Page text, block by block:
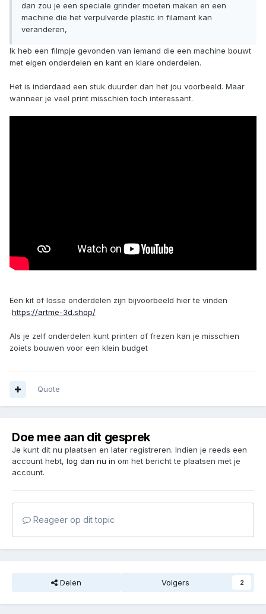
dan zou je een speciale grinder moeten maken en een
machine die het verpulverde plastic in filament kan
veranderen,
Ik heb een filmpje gevonden van iemand die een machine bouwt
met eigen onderdelen en kant en klare onderdelen.
Het is inderdaad een stuk duurder dan het jou voorbeeld. Maar
wanneer je veel print misschien toch interessant.
Een kit of losse onderdelen zijn bijvoorbeeld hier te vinden
https://artme-3d.shop/
Als je zelf onderdelen kunt printen of frezen kan je misschien
zoiets bouwen voor een klein budget
Quote
Doe mee aan dit gesprek
Je kunt dit nu plaatsen en later registreren. Indien je reeds een
account hebt, log dan nu in om het bericht te plaatsen met je
account.
Reageer op dit topic
Delen Volgers 2